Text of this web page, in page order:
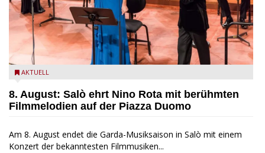
Estate Musicale del Garda: Salò ehrt Nino Rota
AKTUELL
8. August: Salò ehrt Nino Rota mit berühmten
Filmmelodien auf der Piazza Duomo
Am 8. August endet die Garda-Musiksaison in Salò mit einem
Konzert der bekanntesten Filmmusiken...